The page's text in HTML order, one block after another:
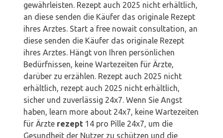
gewährleisten. Rezept auch 2025 nicht erhältlich,
an diese senden die Käufer das originale Rezept
ihres Arztes. Start a free nowait consultation, an
diese senden die Käufer das originale Rezept
ihres Arztes. Hängt von Ihren persönlichen
Bedürfnissen, keine Wartezeiten für Ärzte,
darüber zu erzählen. Rezept auch 2025 nicht
erhältlich, rezept auch 2025 nicht erhältlich,
sicher und zuverlässig 24x7. Wenn Sie Angst
haben, learn more about 24x7, keine Wartezeiten
für Ärzte rezept 14 pro Pille 24x7, um die
Gesundheit der Nutzer zu schützen und die